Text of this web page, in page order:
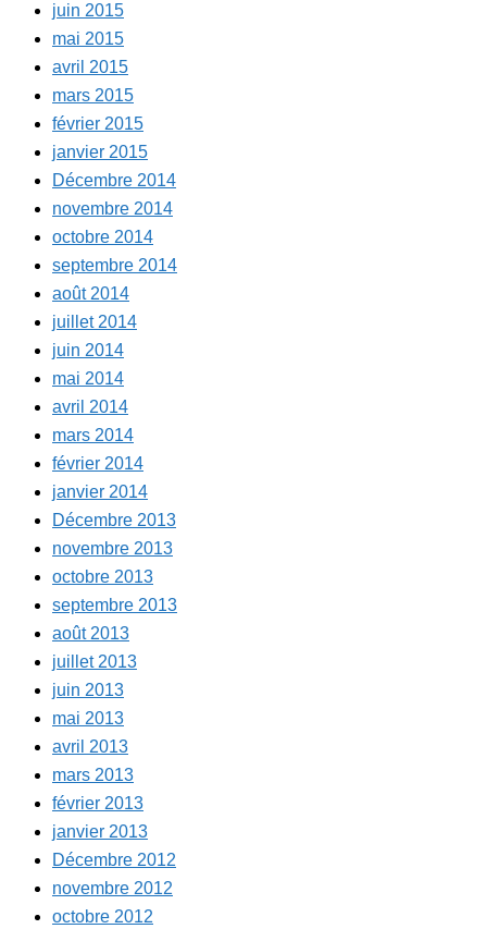
juin 2015
mai 2015
avril 2015
mars 2015
février 2015
janvier 2015
Décembre 2014
novembre 2014
octobre 2014
septembre 2014
août 2014
juillet 2014
juin 2014
mai 2014
avril 2014
mars 2014
février 2014
janvier 2014
Décembre 2013
novembre 2013
octobre 2013
septembre 2013
août 2013
juillet 2013
juin 2013
mai 2013
avril 2013
mars 2013
février 2013
janvier 2013
Décembre 2012
novembre 2012
octobre 2012